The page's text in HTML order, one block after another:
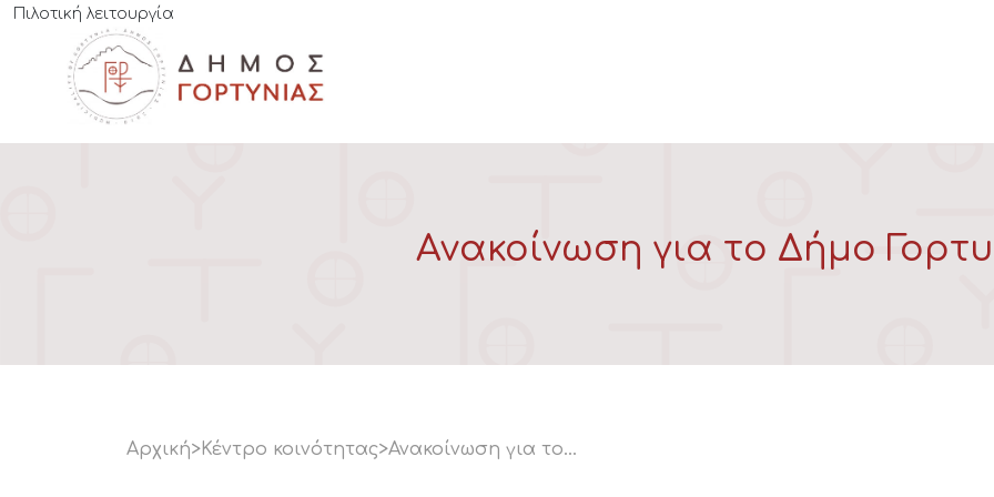
Πιλοτική λειτουργία
Ανακοίνωση για το Δήμο
Αρχική>Κέντρο κοινότητας>Ανακοίνωση για το…